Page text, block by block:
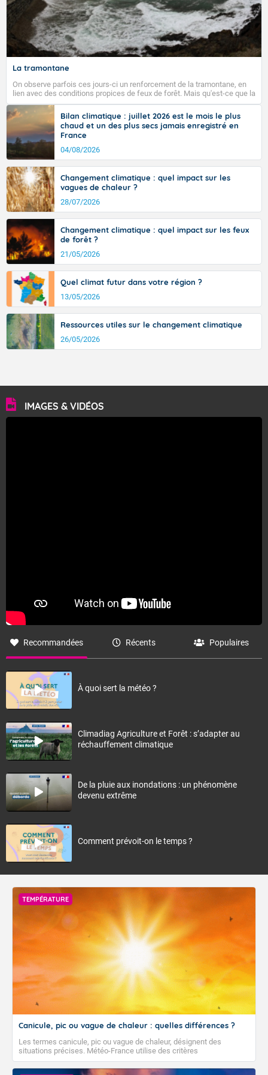
La tramontane
On observe parfois ces jours-ci un renforcement de la tramontane, en
lien avec des conditions propices de feux de forêt. Mais qu'est-ce que la
tramontane ? Quelles sont ses caractéristiques ? La tramontane est un
vent turbulent soufflant de secteur nord-ouest à nord, ou ouest à nord-
ouest, dans un secteur qui part du Roussillon à la vallée de l’Aude et à
l’ouest de l’Hérault. L’étymologie de ce vent vient du latin trasmontanus,
signifiant au-delà des monts, en allusion aux régions montagneuses
d’où provient ce vent.
Bilan climatique : juillet 2026 est le mois le plus
chaud et un des plus secs jamais enregistré en
France
04/08/2026
Changement climatique : quel impact sur les
vagues de chaleur ?
28/07/2026
Changement climatique : quel impact sur les feux
de forêt ?
21/05/2026
Quel climat futur dans votre région ?
13/05/2026
Ressources utiles sur le changement climatique
26/05/2026
IMAGES & VIDÉOS
Recommandées Récents Populaires
À quoi sert la météo ?
Climadiag Agriculture et Forêt : s’adapter au
réchauffement climatique
De la pluie aux inondations : un phénomène
devenu extrême
Comment prévoit-on le temps ?
TEMPÉRATURE
Canicule, pic ou vague de chaleur : quelles différences ?
Les termes canicule, pic ou vague de chaleur, désignent des
situations précises. Météo-France utilise des critères
climatologiques pour évaluer et qualifier les épisodes de chaleur qui
peuvent avoir des impacts sanitaires et socio-économiques